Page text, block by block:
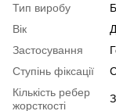
Тип виробу
Вік
Застосування
Ступінь фіксації
Кількість ребер
жорсткості